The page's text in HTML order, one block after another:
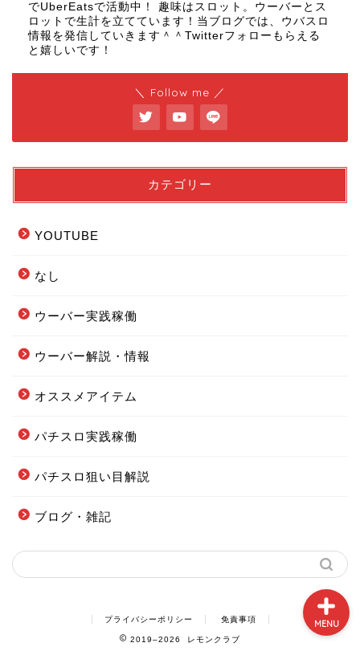
でUberEatsで活動中！ 趣味はスロット。ウーバーとス
ロットで生計を立てています！当ブログでは、ウバスロ
情報を発信していきます＾＾Twitterフォローもらえる
と嬉しいです！
＼ Follow me ／
カテゴリー
YOUTUBE
なし
ウーバー実践稼働
ウーバー解説・情報
オススメアイテム
パチスロ実践稼働
パチスロ狙い目解説
ブログ・雑記
プライバシーポリシー 免責事項
2019–2026 レモンクラブ
MENU
フーデリの始め方まとめ
配達オススメグッズまとめ